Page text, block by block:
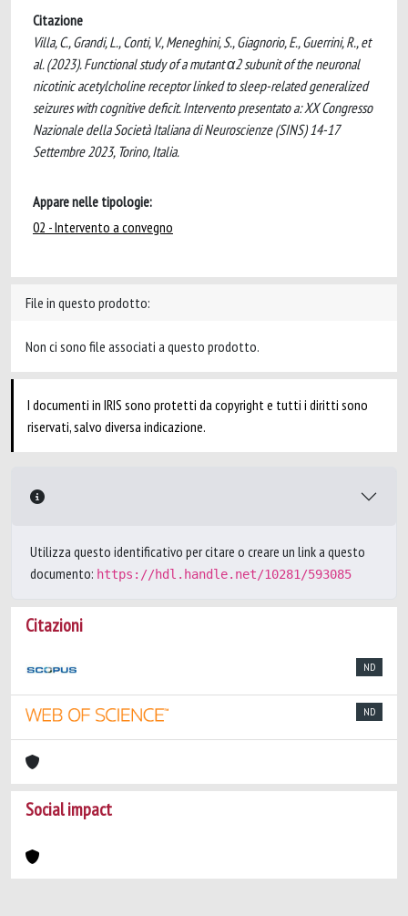
Citazione
Villa, C., Grandi, L., Conti, V., Meneghini, S., Giagnorio, E., Guerrini, R., et
al. (2023). Functional study of a mutant α2 subunit of the neuronal
nicotinic acetylcholine receptor linked to sleep-related generalized
seizures with cognitive deficit. Intervento presentato a: XX Congresso
Nazionale della Società Italiana di Neuroscienze (SINS) 14-17
Settembre 2023, Torino, Italia.
Appare nelle tipologie:
02 - Intervento a convegno
File in questo prodotto:
Non ci sono file associati a questo prodotto.
I documenti in IRIS sono protetti da copyright e tutti i diritti sono
riservati, salvo diversa indicazione.
Utilizza questo identificativo per citare o creare un link a questo
documento: https://hdl.handle.net/10281/593085
Citazioni
ND
ND
Social impact